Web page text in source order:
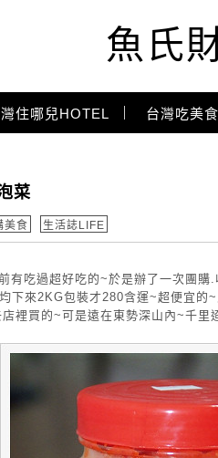
魚氏
住哪兒HOTEL 台灣吃美
菜
美食 生活誌LIFE
有吃過超好吃的~於是辦了一次團
下來2KG包裝才280含運~超便宜
裡買的~可是遠在東勢深山內~千